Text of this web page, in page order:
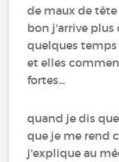
de maux de
bon j'arrive plus
quelques
et elles
fortes...
quand je dis
que je me rend
j'explique au